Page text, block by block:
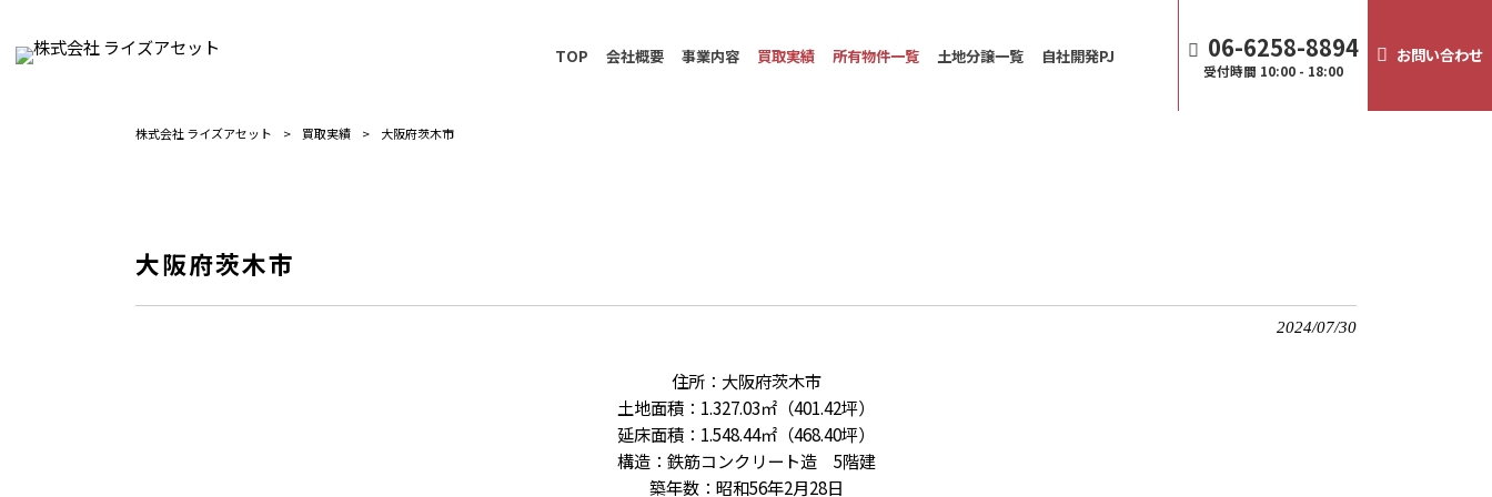
TOP 会社概要 事業内容 買取実績 所有物件一覧 土地分譲一覧 自社開発PJ 06-6258-8894
受付時間 10:00 - 18:00
お問い合わせ
株式会社 ライズアセット > 買取実績 > 大阪府茨木市
大阪府茨木市
2024/07/30
住所：大阪府茨木市
土地面積：1.327.03㎡（401.42坪）
延床面積：1.548.44㎡（468.40坪）
構造：鉄筋コンクリート造 5階建
築年数：昭和56年2月28日